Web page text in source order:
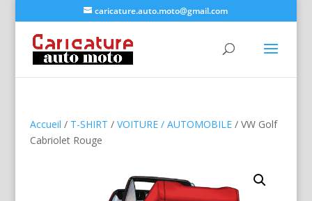
caricature.auto.moto@gmail.com
Accueil / T-SHIRT / VOITURE / AUTOMOBILE/ VW Golf
Cabriolet Rouge